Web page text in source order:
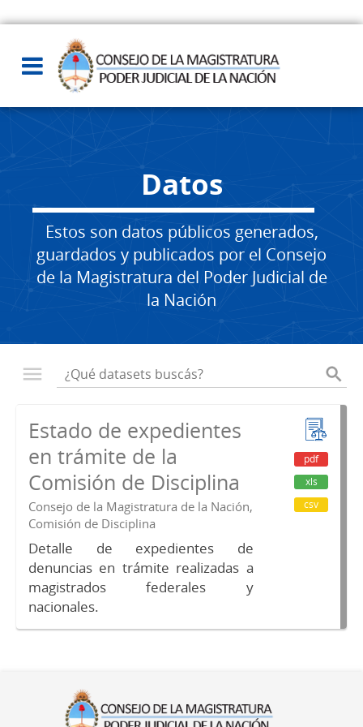
Datos
Estos son datos públicos generados,
guardados y publicados por el Consejo
de la Magistratura del Poder Judicial de
la Nación
Estado de expedientes
en trámite de la
Comisión de Disciplina
Consejo de la Magistratura de la Nación,
Comisión de Disciplina
Detalle de expedientes de
denuncias en trámite realizadas a
magistrados federales y
nacionales.
pdf
xls
csv